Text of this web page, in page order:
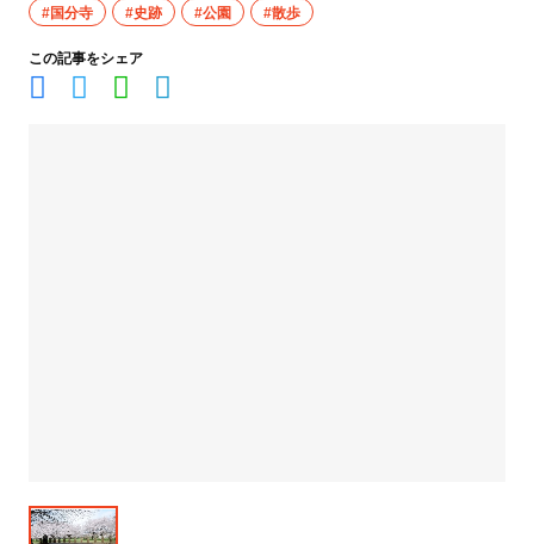
#国分寺 #史跡 #公園 #散歩
この記事をシェア